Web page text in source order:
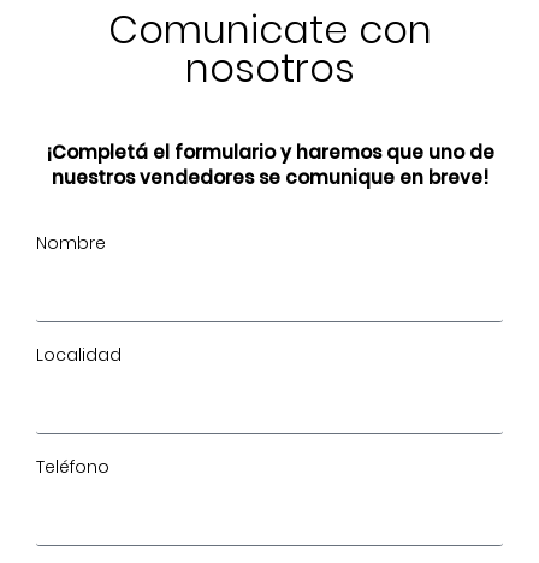
Comunicate con
nosotros
¡Completá el formulario y haremos que uno de
nuestros vendedores se comunique en breve!
Nombre
Localidad
Teléfono